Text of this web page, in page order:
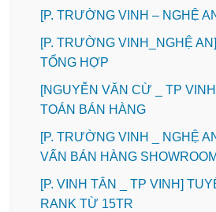
[P. TRƯỜNG VINH – NGHỆ
[P. TRƯỜNG VINH_NGHỆ
TỔNG HỢP
[NGUYỄN VĂN CỪ _ TP
TOÁN BÁN HÀNG
[P. TRƯỜNG VINH _ NGHỆ
VẤN BÁN HÀNG SHOWROOM
[P. VINH TÂN _ TP VINH]
RANK TỪ 15TR